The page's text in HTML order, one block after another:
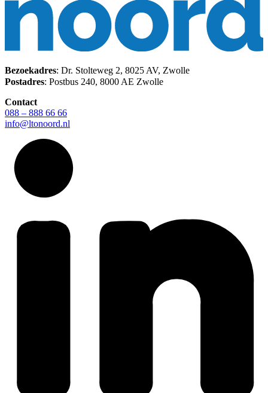
Bezoekadres: Dr. Stolteweg 2, 8025 AV, Zwolle
Postadres: Postbus 240, 8000 AE Zwolle
Contact
088 – 888 66 66
info@ltonoord.nl